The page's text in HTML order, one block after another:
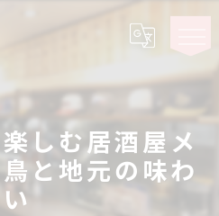
しむ居酒屋メ
と地元の味わ
い